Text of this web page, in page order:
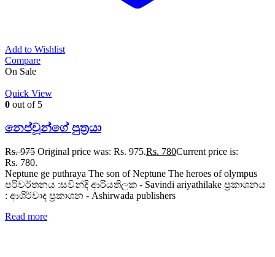
Add to Wishlist
Compare
On Sale
Quick View
0 out of 5
නෙප්චූන්ගේ පුත්‍රයා
Rs.975 Original price was: Rs. 975.Rs. 780Current price is:
Rs. 780.
Neptune ge puthraya The son of Neptune The heroes of olympus
පරිවර්තනය :සවින්දි ආරියතිලක - Savindi ariyathilake ප්‍රකාශනය
: ආශිර්වාද ප්‍රකාශන - Ashirwada publishers
Read more